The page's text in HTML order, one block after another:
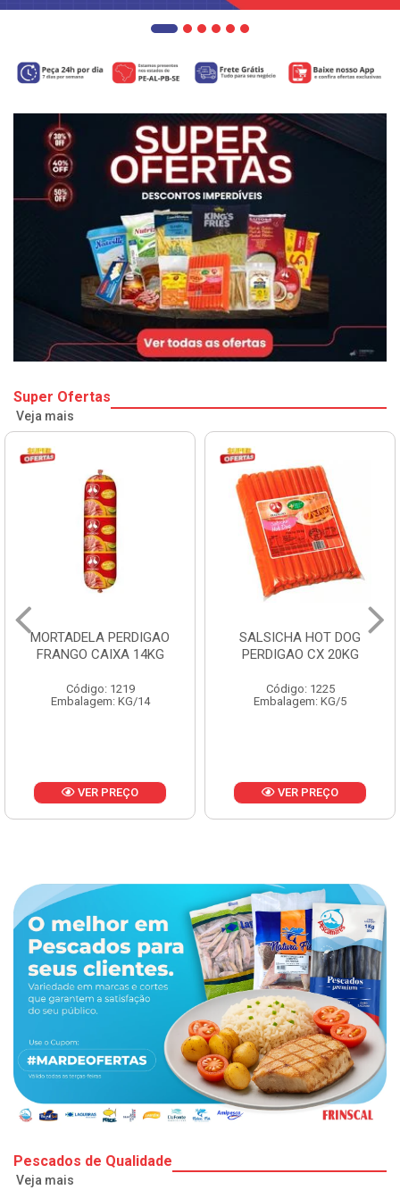
Super Ofertas
Veja mais
SALSICHA HOT DOG
PERDIGAO CX 20KG
Código: 1225
Embalagem: KG/5
VER PREÇO
PERNIL SUINO C/OSSO
COPAVEL KG
Código: 12301
Embalagem: CX/± 19,56 KG
VER PREÇO
Pescados de Qualidade
Veja mais